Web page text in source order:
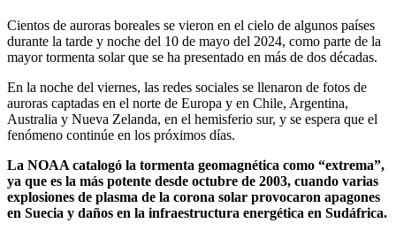
Cientos de auroras boreales se vieron en el cielo de algunos países
durante la tarde y noche del 10 de mayo del 2024, como parte de la
mayor tormenta solar que se ha presentado en más de dos décadas.
En la noche del viernes, las redes sociales se llenaron de fotos de
auroras captadas en el norte de Europa y en Chile, Argentina,
Australia y Nueva Zelanda, en el hemisferio sur, y se espera que el
fenómeno continúe en los próximos días.
La NOAA catalogó la tormenta geomagnética como “extrema”,
ya que es la más potente desde octubre de 2003, cuando varias
explosiones de plasma de la corona solar provocaron apagones
en Suecia y daños en la infraestructura energética en Sudáfrica.